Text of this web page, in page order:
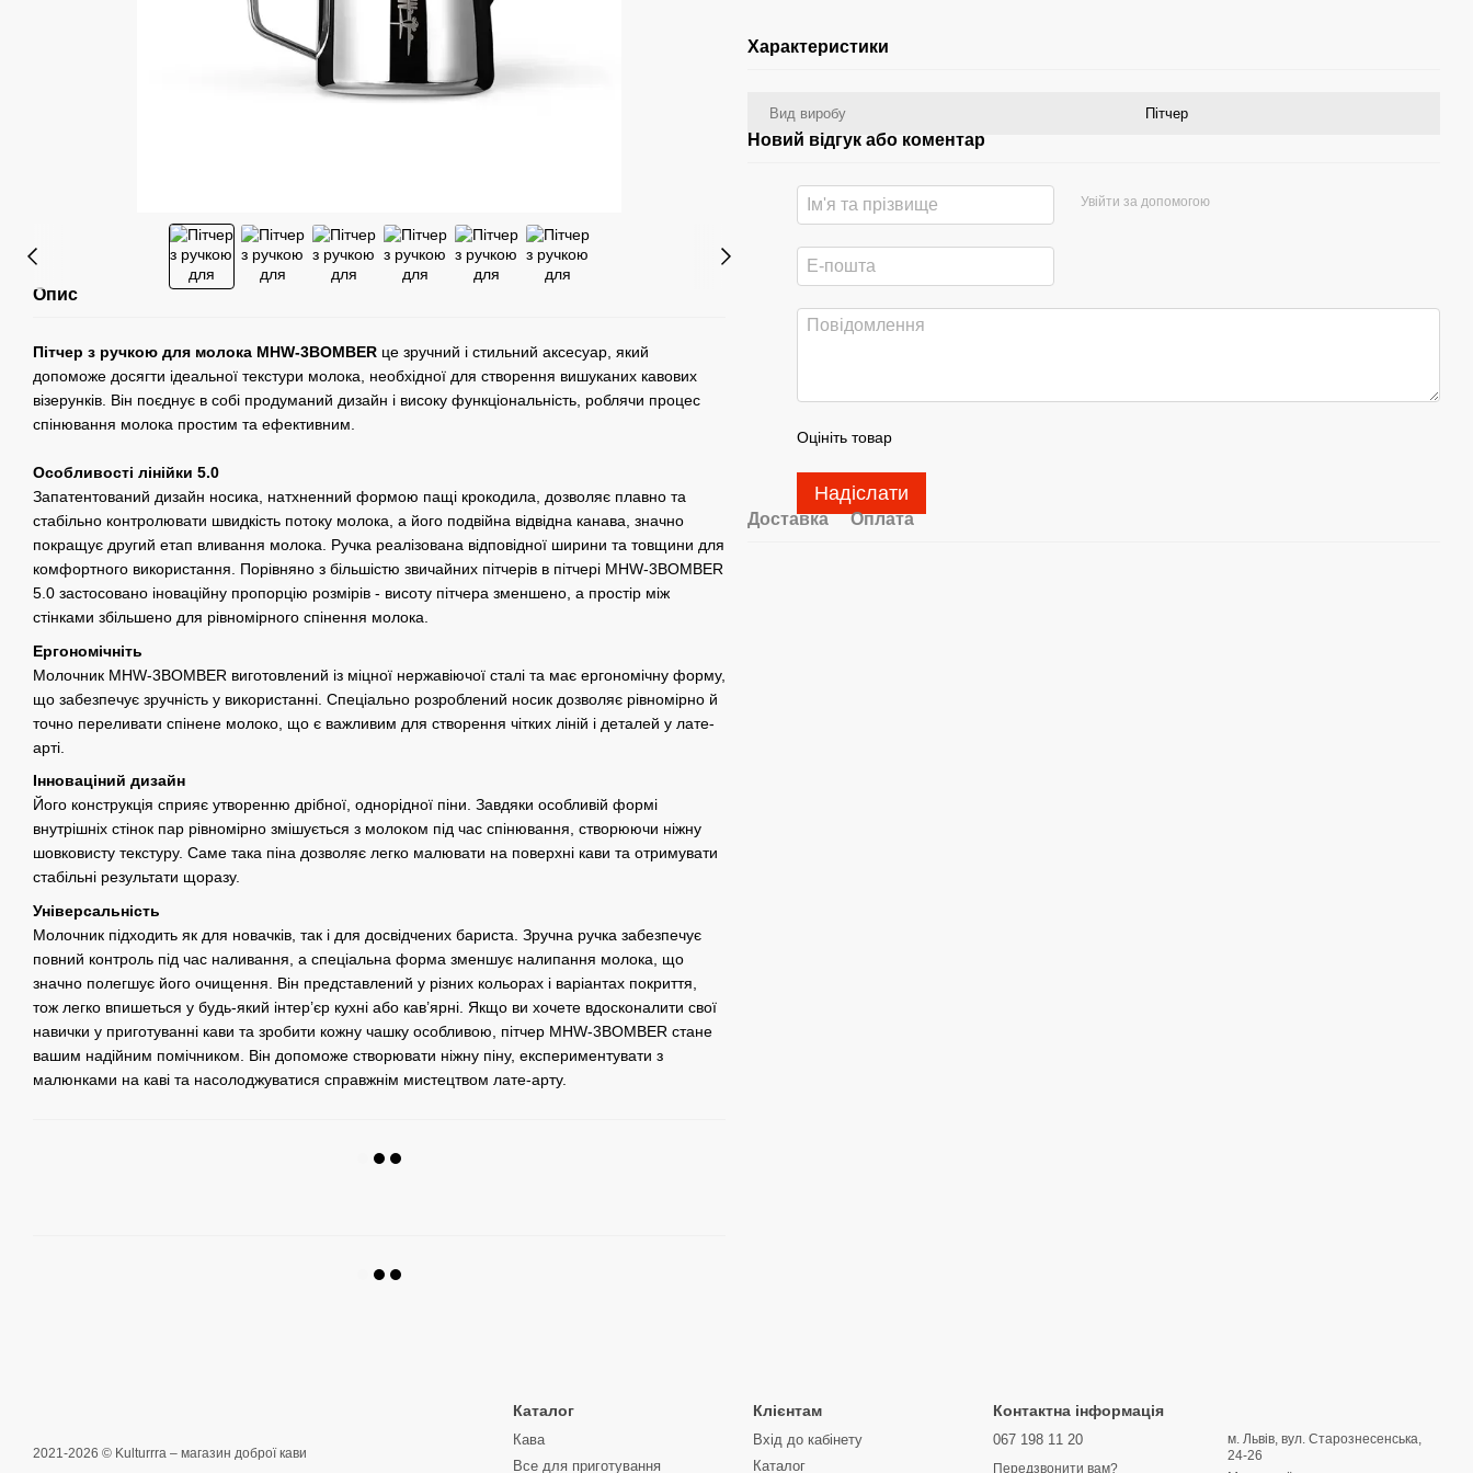
Опис
Пітчер з ручкою для молока MHW-3BOMBER це зручний і стильний аксесуар, який
допоможе досягти ідеальної текстури молока, необхідної для створення вишуканих кавових
візерунків. Він поєднує в собі продуманий дизайн і високу функціональність, роблячи процес
спінювання молока простим та ефективним.
Особливості лінійки 5.0
Запатентований дизайн носика, натхненний формою пащі крокодила, дозволяє плавно та
стабільно контролювати швидкість потоку молока, а його подвійна відвідна канава, значно
покращує другий етап вливання молока. Ручка реалізована відповідної ширини та товщини для
комфортного використання. Порівняно з більшістю звичайних пітчерів в пітчері MHW-3BOMBER
5.0 застосовано іноваційну пропорцію розмірів - висоту пітчера зменшено, а простір між
стінками збільшено для рівномірного спінення молока.
Ергономічніть
Молочник MHW-3BOMBER виготовлений із міцної нержавіючої сталі та має ергономічну форму,
що забезпечує зручність у використанні. Спеціально розроблений носик дозволяє рівномірно й
точно переливати спінене молоко, що є важливим для створення чітких ліній і деталей у лате-
арті.
Інноваціний дизайн
Його конструкція сприяє утворенню дрібної, однорідної піни. Завдяки особливій формі
внутрішніх стінок пар рівномірно змішується з молоком під час спінювання, створюючи ніжну
шовковисту текстуру. Саме така піна дозволяє легко малювати на поверхні кави та отримувати
стабільні результати щоразу.
Універсальність
Молочник підходить як для новачків, так і для досвідчених бариста. Зручна ручка забезпечує
повний контроль під час наливання, а спеціальна форма зменшує налипання молока, що
значно полегшує його очищення. Він представлений у різних кольорах і варіантах покриття,
тож легко впишеться у будь-який інтер’єр кухні або кав’ярні. Якщо ви хочете вдосконалити свої
навички у приготуванні кави та зробити кожну чашку особливою, пітчер MHW-3BOMBER стане
вашим надійним помічником. Він допоможе створювати ніжну піну, експериментувати з
малюнками на каві та насолоджуватися справжнім мистецтвом лате-арту.
Характеристики
Вид виробу Пітчер
Новий відгук або коментар
Увійти за допомогою
Оцініть товар
Надіслати
Доставка Оплата
2021-2026 © Kulturrra – магазин доброї кави
Каталог
Кава
Все для приготування
Клієнтам
Вхід до кабінету
Каталог
Контактна інформація
067 198 11 20
Передзвонити вам?
м. Львів, вул. Старознесенська,
24-26